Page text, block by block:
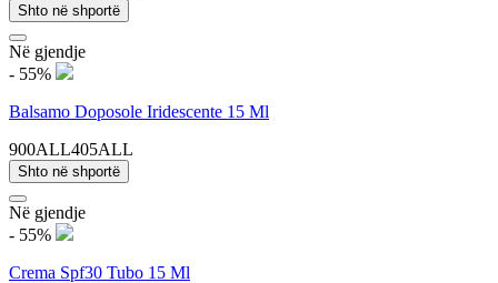
Shto në shportë
Në gjendje
- 55%
Balsamo Doposole Iridescente 15 Ml
900ALL405ALL
Shto në shportë
Në gjendje
- 55%
Crema Spf30 Tubo 15 Ml